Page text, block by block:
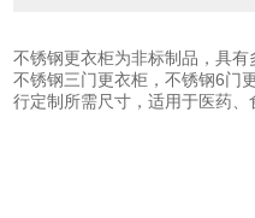
不锈钢更衣柜为非标制品，具有
不锈钢三门更衣柜，不锈钢6门
行定制所需尺寸，适用于医药、